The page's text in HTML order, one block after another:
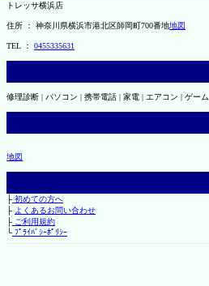
トレッサ横浜店
住所 ： 神奈川県横浜市港北区師岡町700番地地図
TEL ： 0455335631
修理診断 | パソコン | 携帯電話 | 家電 | エアコン | ゲーム
地図
├初めての方へ
├ よくあるお問い合わせ
├ご利用規約
└ﾌﾟﾗｲﾊﾞｼｰﾎﾟﾘｼｰ